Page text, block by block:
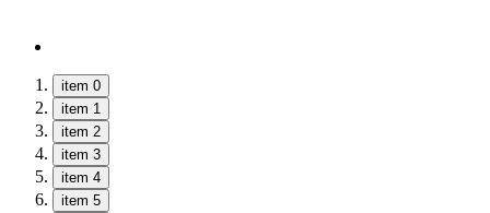
item 0
item 1
item 2
item 3
item 4
item 5